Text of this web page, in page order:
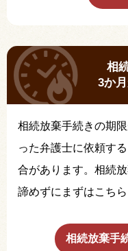
相
3か
相続放棄手続きの期
った弁護士に依頼す
合があります。相続
諦めずにまずはこちら
相続放棄手